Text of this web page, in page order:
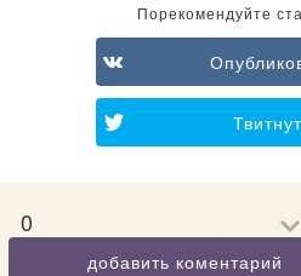
Порекомендуйте
0
добавить коментарий